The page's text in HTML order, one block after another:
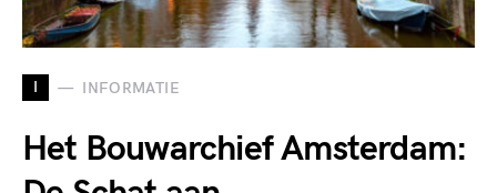
I INFORMATIE
Het Bouwarchief Amsterdam: